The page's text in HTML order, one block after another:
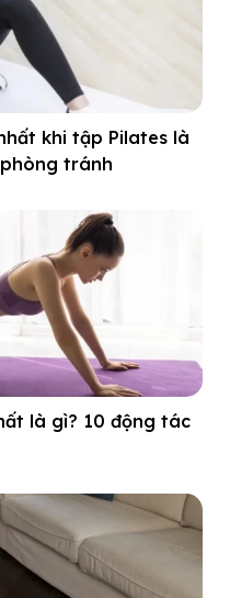
khi tập Pilates là
tránh
là gì? 10 động tác